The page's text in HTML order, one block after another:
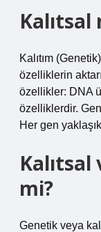
Kalıtsal
Kalıtım
özelliklerin
özellikler: DNA
özelliklerdir.
Her gen
Kalıtsal
mi?
Genetik veya